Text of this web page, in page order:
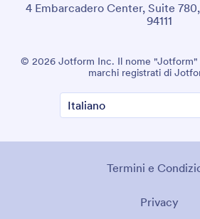
4 Embarcadero Center, Suite
94111
© 2026 Jotform Inc. Il nome "Jotform"
marchi registrati di
Termini e
Privacy